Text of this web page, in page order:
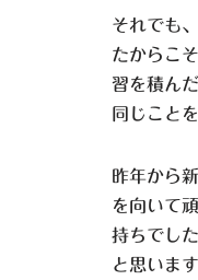
それでも
たからこ
習を積ん
同じこと
昨年から
を向いて
持ちでし
と思います